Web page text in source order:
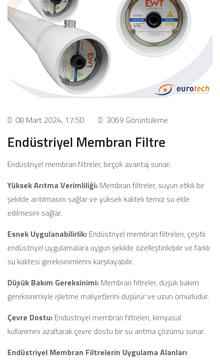
08 Mart 2024, 17:50 3069 Görüntüleme
Endüstriyel Membran Filtre
Endüstriyel membran filtreler, birçok avantaj sunar:
Yüksek Arıtma Verimliliği: Membran filtreler, suyun etkili bir
şekilde arıtılmasını sağlar ve yüksek kaliteli temiz su elde
edilmesini sağlar.
Esnek Uygulanabilirlik: Endüstriyel membran filtreleri, çeşitli
endüstriyel uygulamalara uygun şekilde özelleştirilebilir ve farklı
su kalitesi gereksinimlerini karşılayabilir.
Düşük Bakım Gereksinimi: Membran filtreler, düşük bakım
gereksinimiyle işletme maliyetlerini düşürür ve uzun ömürlüdür.
Çevre Dostu: Endüstriyel membran filtreleri, kimyasal
kullanımını azaltarak çevre dostu bir su arıtma çözümü sunar.
Endüstriyel Membran Filtrelerin Uygulama Alanları